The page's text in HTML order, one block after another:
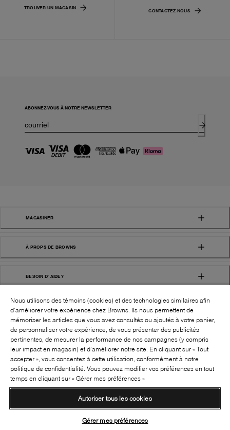
TROUVER UN MAGASIN
CONTACTEZ-NOUS
ABONNEZ-VOUS À NOTRE NEWSLETTER
MAGASINER
À PROPS DE BROWNS
BESOIN D' AIDE?
BROWNS SHOES INC. TOUS DROITS
RÉSERVÉS
Conditions générales Politique de confidentialité
Transparence de la chaîne d’approvisionnement
SUIVEZ-NOUS!:
Nous utilisons des témoins (cookies) et des technologies similaires afin
d’améliorer votre expérience chez Browns. Ils nous permettent de
mémoriser les articles que vous avez consultés ou ajoutés à votre panier,
de personnaliser votre expérience, de vous présenter des publicités
pertinentes, de mesurer la performance de nos campagnes (y compris
leur impact en magasin) et d’améliorer notre site. En cliquant sur « Tout
accepter », vous consentez à cette utilisation, conformément à notre
politique de confidentialité. Vous pouvez modifier vos préférences en tout
temps en cliquant sur « Gérer mes préférences »
Autoriser tous les cookies
Gérer mes préférences